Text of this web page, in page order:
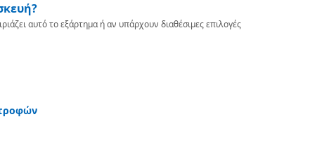
αυτό το εξάρτημα ή αν υπάρχουν διαθέσιμες επιλογές